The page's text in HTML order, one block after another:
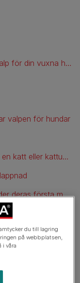
Så här introducerar du en en ny valp för din vuxna hund
valpen för hundar
Så här introducerar du en valp för en katt eller kattunge
Håll båda dina husdjur säkra under deras första möten
pauserdu till lagring
på webbplatsen,
i våra